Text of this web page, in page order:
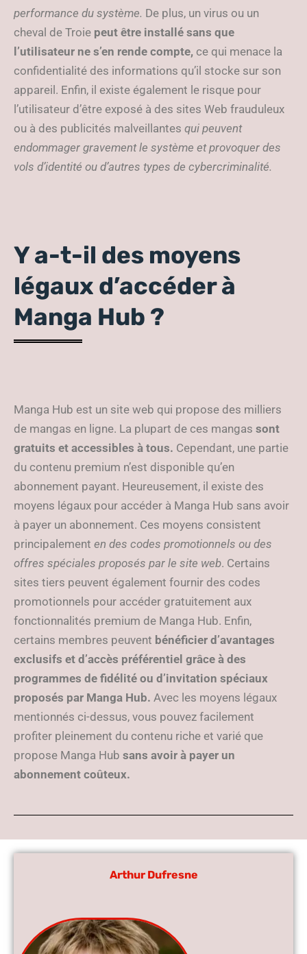
performance du système. De plus, un virus ou un
cheval de Troie peut être installé sans que
l’utilisateur ne s’en rende compte, ce qui menace la
confidentialité des informations qu’il stocke sur son
appareil. Enfin, il existe également le risque pour
l’utilisateur d’être exposé à des sites Web frauduleux
ou à des publicités malveillantes qui peuvent
endommager gravement le système et provoquer des
vols d’identité ou d’autres types de cybercriminalité.
Y a-t-il des moyens
légaux d’accéder à
Manga Hub ?
Manga Hub est un site web qui propose des milliers
de mangas en ligne. La plupart de ces mangas sont
gratuits et accessibles à tous. Cependant, une partie
du contenu premium n’est disponible qu’en
abonnement payant. Heureusement, il existe des
moyens légaux pour accéder à Manga Hub sans avoir
à payer un abonnement. Ces moyens consistent
principalement en des codes promotionnels ou des
offres spéciales proposés par le site web. Certains
sites tiers peuvent également fournir des codes
promotionnels pour accéder gratuitement aux
fonctionnalités premium de Manga Hub. Enfin,
certains membres peuvent bénéficier d’avantages
exclusifs et d’accès préférentiel grâce à des
programmes de fidélité ou d’invitation spéciaux
proposés par Manga Hub. Avec les moyens légaux
mentionnés ci-dessus, vous pouvez facilement
profiter pleinement du contenu riche et varié que
propose Manga Hub sans avoir à payer un
abonnement coûteux.
Arthur Dufresne